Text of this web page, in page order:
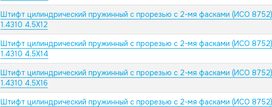
Штифт цилиндрический пружинный с прорезью с 2-мя фасками (ИСО
1.4310 4,5X12
Штифт цилиндрический пружинный с прорезью с 2-мя фасками (ИСО
1.4310 4,5X14
Штифт цилиндрический пружинный с прорезью с 2-мя фасками (ИСО
1.4310 4,5X16
Штифт цилиндрический пружинный с прорезью с 2-мя фасками (ИСО